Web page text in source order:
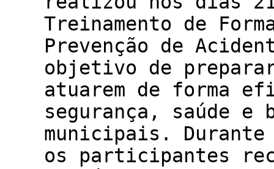
Treinamento de
Prevenção de
objetivo de preparar
atuarem de forma
segurança, saúde e
municipais.
os participantes